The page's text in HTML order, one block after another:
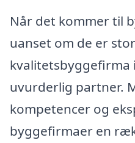
Når det kommer til
uanset om de er
kvalitetsbyggefirma
uvurderlig partner.
kompetencer og
byggefirmaer en